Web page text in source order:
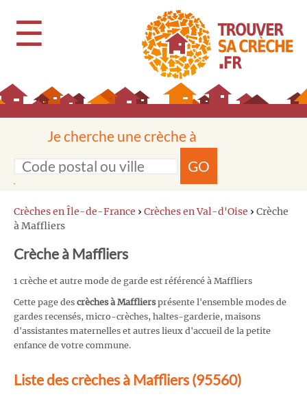
☰
Je cherche une crèche à
GO
Crèches en Île-de-France › Crèches en Val-d'Oise › Crèche
à Maffliers
Crèche à Maffliers
1 crèche et autre mode de garde est référencé à Maffliers
Cette page des crèches à Maffliersprésente l'ensemble modes de
gardes recensés, micro-crèches, haltes-garderie, maisons
d'assistantes maternelles et autres lieux d'accueil de la petite
enfance de votre commune.
Liste des crèches à Maffliers (95560)